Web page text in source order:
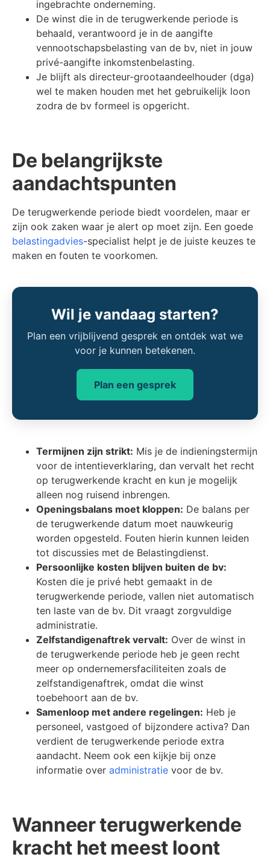
ingebrachte onderneming.
De winst die in de terugwerkende periode is
behaald, verantwoord je in de aangifte
vennootschapsbelasting van de bv, niet in jouw
privé-aangifte inkomstenbelasting.
Je blijft als directeur-grootaandeelhouder (dga)
wel te maken houden met het gebruikelijk loon
zodra de bv formeel is opgericht.
De belangrijkste
aandachtspunten
De terugwerkende periode biedt voordelen, maar er
zijn ook zaken waar je alert op moet zijn. Een goede
belastingadvies-specialist helpt je de juiste keuzes te
maken en fouten te voorkomen.
Wil je vandaag starten?
Plan een vrijblijvend gesprek en ontdek wat we
voor je kunnen betekenen.
Plan een gesprek
Termijnen zijn strikt: Mis je de indieningstermijn
voor de intentieverklaring, dan vervalt het recht
op terugwerkende kracht en kun je mogelijk
alleen nog ruisend inbrengen.
Openingsbalans moet kloppen: De balans per
de terugwerkende datum moet nauwkeurig
worden opgesteld. Fouten hierin kunnen leiden
tot discussies met de Belastingdienst.
Persoonlijke kosten blijven buiten de bv:
Kosten die je privé hebt gemaakt in de
terugwerkende periode, vallen niet automatisch
ten laste van de bv. Dit vraagt zorgvuldige
administratie.
Zelfstandigenaftrek vervalt: Over de winst in
de terugwerkende periode heb je geen recht
meer op ondernemersfaciliteiten zoals de
zelfstandigenaftrek, omdat die winst
toebehoort aan de bv.
Samenloop met andere regelingen: Heb je
personeel, vastgoed of bijzondere activa? Dan
verdient de terugwerkende periode extra
aandacht. Neem ook een kijkje bij onze
informatie over administratie voor de bv.
Wanneer terugwerkende
kracht het meest loont